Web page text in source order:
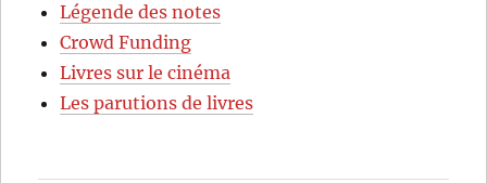
Légende des notes
Crowd Funding
Livres sur le cinéma
Les parutions de livres